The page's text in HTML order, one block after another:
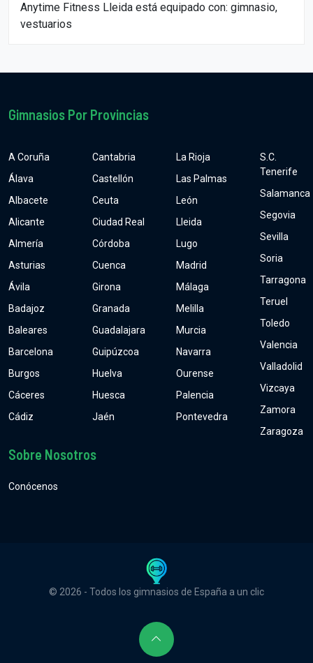
Anytime Fitness Lleida está equipado con: gimnasio,
vestuarios
Gimnasios Por Provincias
A Coruña
Álava
Albacete
Alicante
Almería
Asturias
Ávila
Badajoz
Baleares
Barcelona
Burgos
Cáceres
Cádiz
Cantabria
Castellón
Ceuta
Ciudad Real
Córdoba
Cuenca
Girona
Granada
Guadalajara
Guipúzcoa
Huelva
Huesca
Jaén
La Rioja
Las Palmas
León
Lleida
Lugo
Madrid
Málaga
Melilla
Murcia
Navarra
Ourense
Palencia
Pontevedra
S.C.
Tenerife
Salamanca
Segovia
Sevilla
Soria
Tarragona
Teruel
Toledo
Valencia
Valladolid
Vizcaya
Zamora
Zaragoza
Sobre Nosotros
Conócenos
© 2026 - Todos los gimnasios de España a un clic